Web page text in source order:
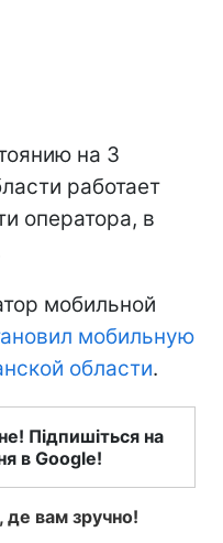
на 3
работает
оператора, в
мобильной
мобильную
области.
Підпишіться на
в Google!
де вам зручно!